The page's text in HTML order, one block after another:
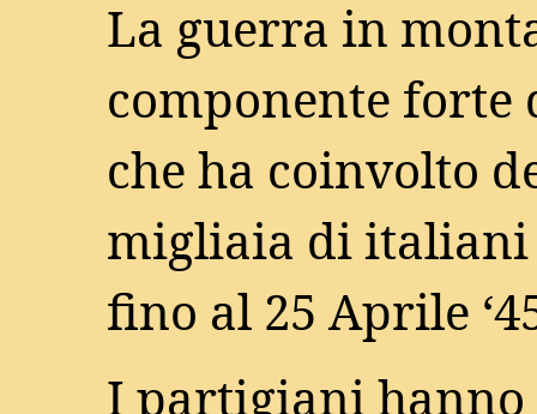
La guerra in
componente forte
che ha coinvolto
migliaia di italiani
fino al 25 Aprile
I partigiani hanno